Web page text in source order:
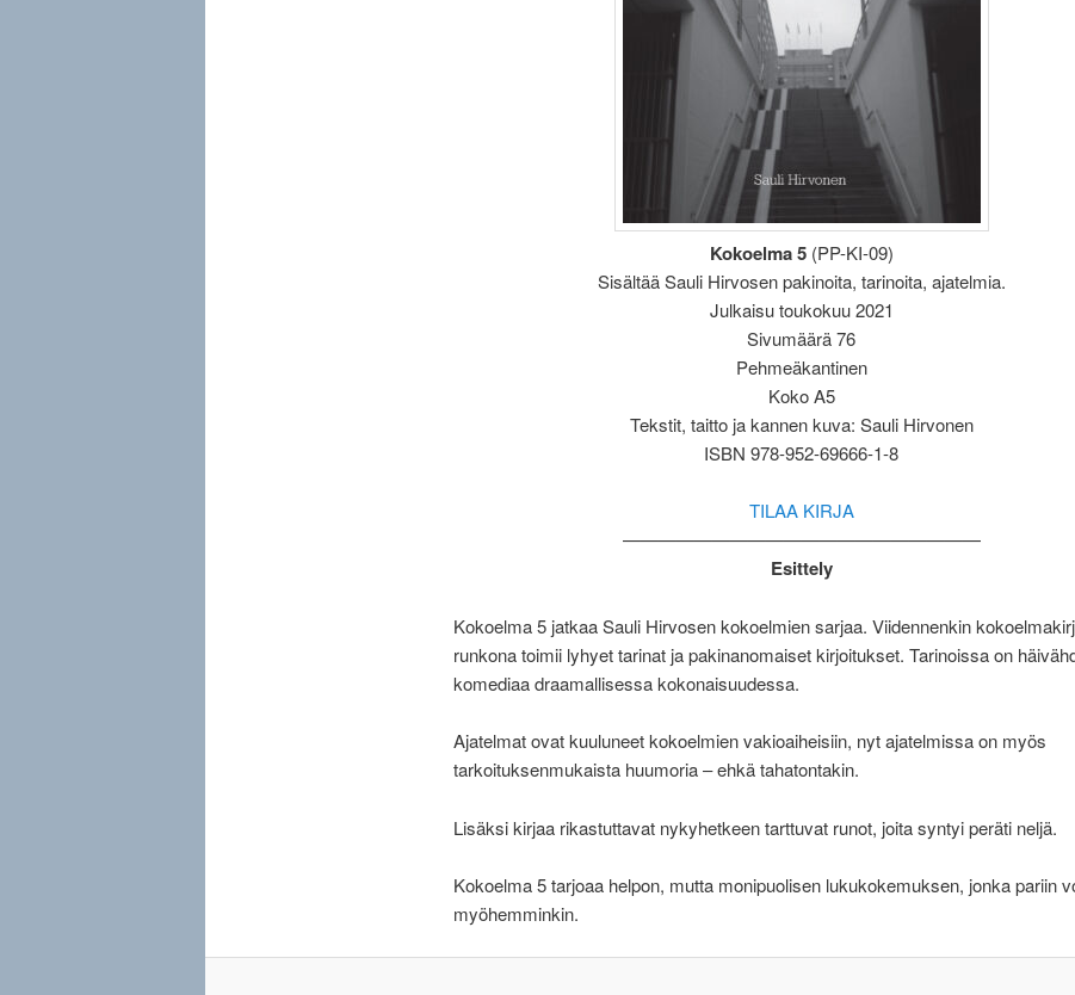
Kokoelma 5(PP-KI-09)
Sisältää Sauli Hirvosen pakinoita, tarinoita, ajatelmia.
Julkaisu toukokuu 2021
Sivumäärä 76
Pehmeäkantinen
Koko A5
Tekstit, taitto ja kannen kuva: Sauli Hirvonen
ISBN 978-952-69666-1-8
TILAA KIRJA
————————————————————
Esittely
Kokoelma 5 jatkaa Sauli Hirvosen kokoelmien sarjaa. Viidennenkin
runkona toimii lyhyet tarinat ja pakinanomaiset kirjoitukset. Tarinoissa on
komediaa draamallisessa kokonaisuudessa.
Ajatelmat ovat kuuluneet kokoelmien vakioaiheisiin, nyt ajatelmissa on myös
tarkoituksenmukaista huumoria – ehkä tahatontakin.
Lisäksi kirjaa rikastuttavat nykyhetkeen tarttuvat runot, joita syntyi peräti neljä.
Kokoelma 5 tarjoaa helpon, mutta monipuolisen lukukokemuksen, jonka pariin
myöhemminkin.